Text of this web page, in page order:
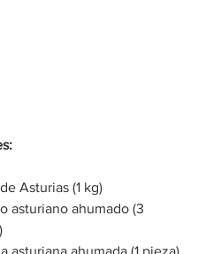
Asturias (1 kg)
asturiano ahumado (3